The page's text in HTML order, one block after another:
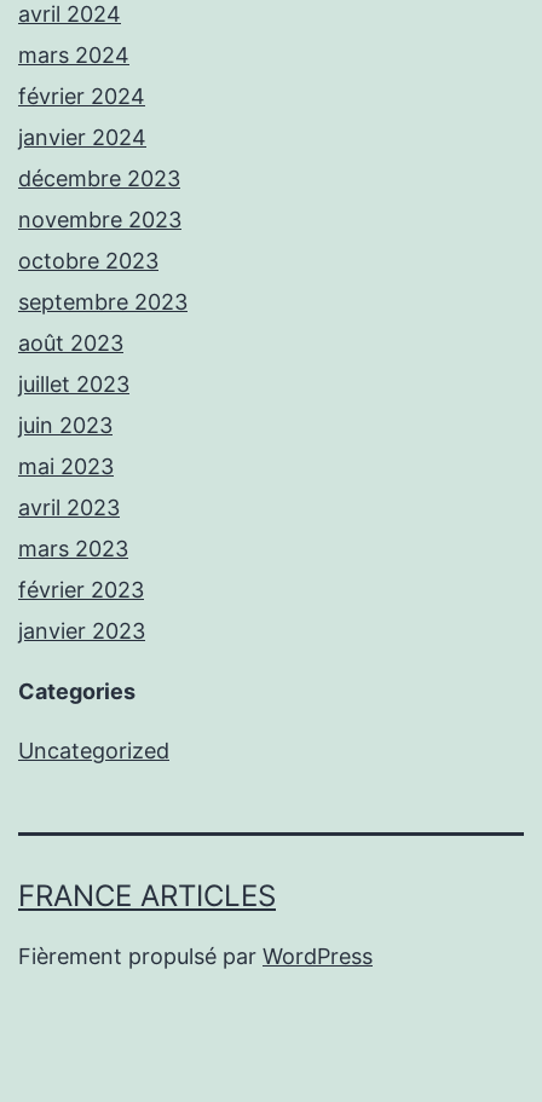
avril 2024
mars 2024
février 2024
janvier 2024
décembre 2023
novembre 2023
octobre 2023
septembre 2023
août 2023
juillet 2023
juin 2023
mai 2023
avril 2023
mars 2023
février 2023
janvier 2023
Categories
Uncategorized
FRANCE ARTICLES
Fièrement propulsé par WordPress